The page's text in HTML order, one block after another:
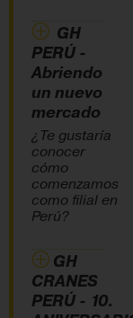
GH
PERÚ -
Abriendo
un nuevo
mercado
¿Te gustaría
conocer
cómo
comenzamos
como filial en
Perú?
GH
CRANES
PERÚ - 10.